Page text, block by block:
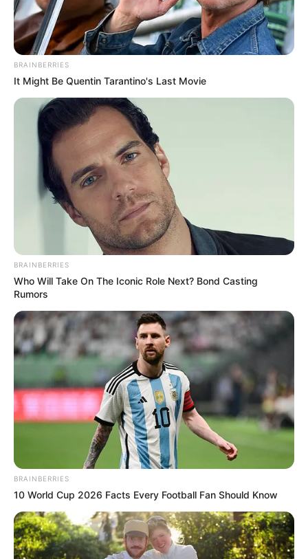
Receita do dia
Abuela encarna
BRAINBERRIES
It Might Be Quentin Tarantino's Last Movie
BRAINBERRIES
Who Will Take On The Iconic Role Next? Bond Casting
Rumors
BRAINBERRIES
10 World Cup 2026 Facts Every Football Fan Should Know